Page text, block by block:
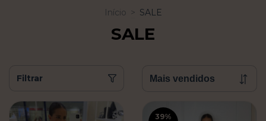
Início > SALE
SALE
Filtrar
39%